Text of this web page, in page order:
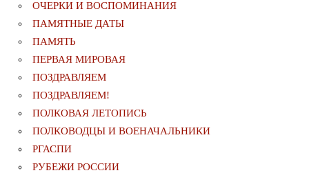
ОЧЕРКИ И ВОСПОМИНАНИЯ
ПАМЯТНЫЕ ДАТЫ
ПАМЯТЬ
ПЕРВАЯ МИРОВАЯ
ПОЗДРАВЛЯЕМ
ПОЗДРАВЛЯЕМ!
ПОЛКОВАЯ ЛЕТОПИСЬ
ПОЛКОВОДЦЫ И ВОЕНАЧАЛЬНИКИ
РГАСПИ
РУБЕЖИ РОССИИ